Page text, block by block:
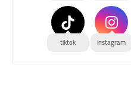
instagram
tiktok